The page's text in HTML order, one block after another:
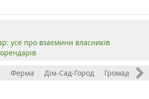
усе про взаємини власників
Ферма Дім-Сад-Город Громада